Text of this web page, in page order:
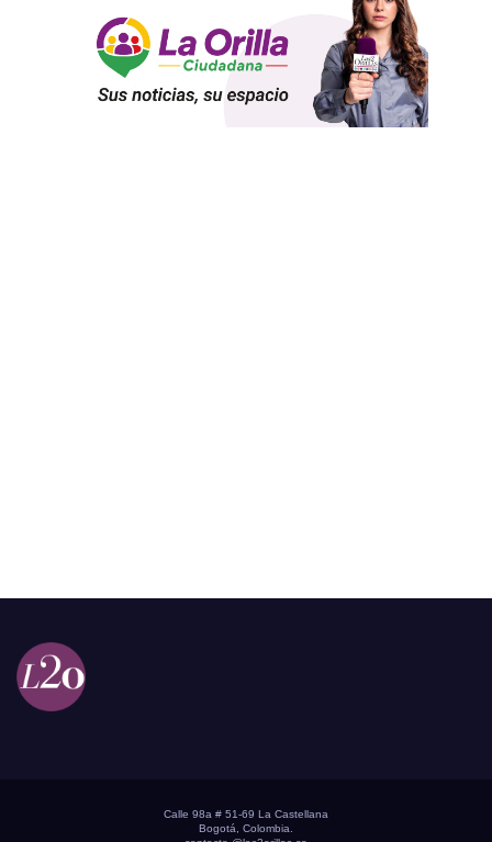
Calle 98a # 51-69 La Castellana
Bogotá, Colombia.